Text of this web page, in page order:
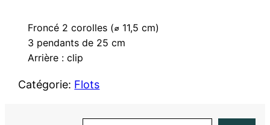
Froncé 2 corolles (⌀ 11,5 cm)
3 pendants de 25 cm
Arrière : clip
Catégorie: Flots